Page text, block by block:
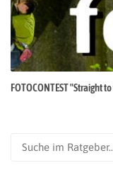
FOTOCONTEST "Straight